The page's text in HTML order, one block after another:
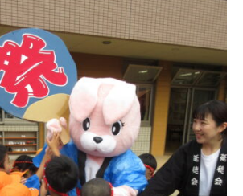
保
連
携
型
認
定
こ